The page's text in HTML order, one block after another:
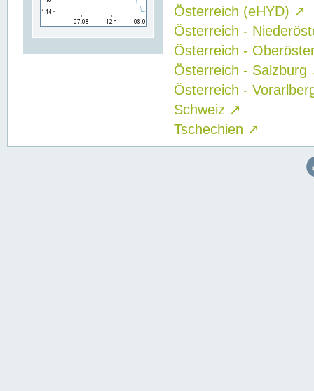
Österreich (eHYD) ↗
Österreich -
Österreich -
Österreich - Salzburg
Österreich -
Schweiz ↗
Tschechien ↗